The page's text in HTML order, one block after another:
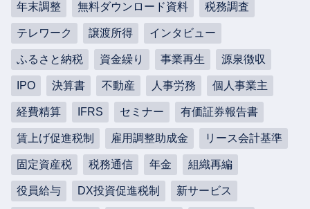
年末調整 無料ダウンロード資料 税務調査
テレワーク 譲渡所得 インタビュー
ふるさと納税 資金繰り 事業再生 源泉徴収
IPO 決算書 不動産 人事労務 個人事業主
経費精算 IFRS セミナー 有価証券報告書
賃上げ促進税制 雇用調整助成金 リース会計基準
固定資産税 税務通信 年金 組織再編
役員給与 DX投資促進税制 新サービス